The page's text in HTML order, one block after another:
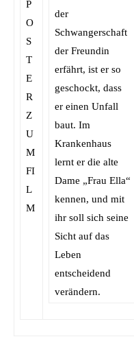
der
Schwangerschaft
der Freundin
erfährt, ist er so
geschockt, dass
er einen Unfall
baut. Im
Krankenhaus
lernt er die alte
Dame „Frau Ella“
kennen, und mit
ihr soll sich seine
Sicht auf das
Leben
entscheidend
verändern.